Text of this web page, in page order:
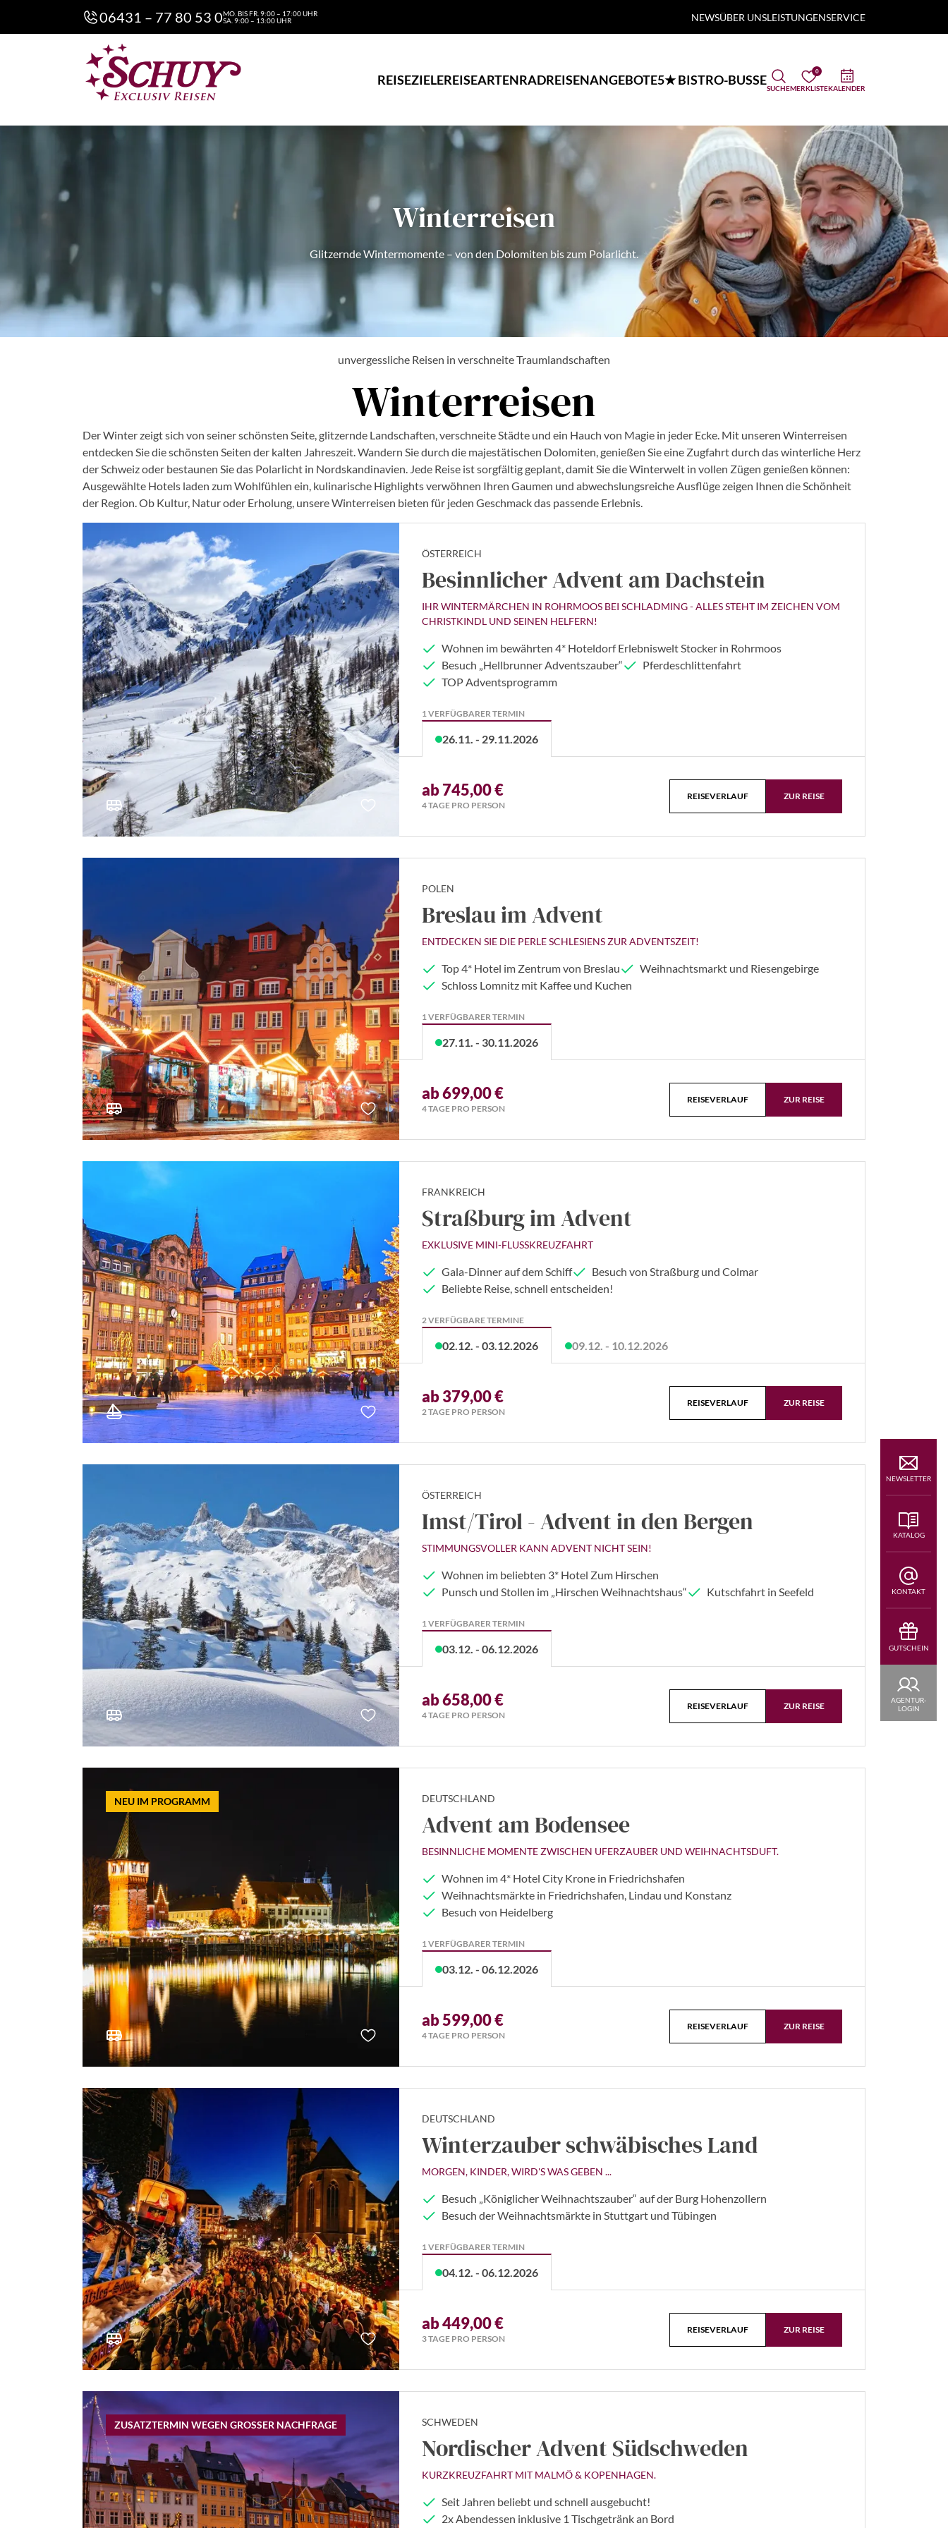
06431 – 77 80 53 0MO. BIS FR. 9:00 – 17:00 UHR
SA. 9:00 – 13:00 UHR
NEWSÜBER UNSLEISTUNGENSERVICE
REISEZIELEREISEARTENRADREISENANGEBOTE5★ BISTRO-BUSSE
SUCHE
0
MERKLISTEKALENDER
Winterreisen
Glitzernde Wintermomente – von den Dolomiten bis zum Polarlicht.
unvergessliche Reisen in verschneite Traumlandschaften
Winterreisen
Der Winter zeigt sich von seiner schönsten Seite, glitzernde Landschaften, verschneite Städte und ein Hauch von Magie in jeder Ecke. Mit unseren Winterreisen
entdecken Sie die schönsten Seiten der kalten Jahreszeit. Wandern Sie durch die majestätischen Dolomiten, genießen Sie eine Zugfahrt durch das winterliche Herz
der Schweiz oder bestaunen Sie das Polarlicht in Nordskandinavien. Jede Reise ist sorgfältig geplant, damit Sie die Winterwelt in vollen Zügen genießen können:
Ausgewählte Hotels laden zum Wohlfühlen ein, kulinarische Highlights verwöhnen Ihren Gaumen und abwechslungsreiche Ausflüge zeigen Ihnen die Schönheit
der Region. Ob Kultur, Natur oder Erholung, unsere Winterreisen bieten für jeden Geschmack das passende Erlebnis.
ÖSTERREICH
Besinnlicher Advent am Dachstein
IHR WINTERMÄRCHEN IN ROHRMOOS BEI SCHLADMING - ALLES STEHT IM ZEICHEN VOM
CHRISTKINDL UND SEINEN HELFERN!
Wohnen im bewährten 4* Hoteldorf Erlebniswelt Stocker in Rohrmoos
Besuch „Hellbrunner Adventszauber“
Pferdeschlittenfahrt
TOP Adventsprogramm
1 VERFÜGBARER TERMIN
26.11. - 29.11.2026
ab 745,00 €
4 TAGE PRO PERSON
REISEVERLAUF ZUR REISE
POLEN
Breslau im Advent
ENTDECKEN SIE DIE PERLE SCHLESIENS ZUR ADVENTSZEIT!
Top 4* Hotel im Zentrum von Breslau
Weihnachtsmarkt und Riesengebirge
Schloss Lomnitz mit Kaffee und Kuchen
1 VERFÜGBARER TERMIN
27.11. - 30.11.2026
ab 699,00 €
4 TAGE PRO PERSON
REISEVERLAUF ZUR REISE
FRANKREICH
Straßburg im Advent
EXKLUSIVE MINI-FLUSSKREUZFAHRT
Gala-Dinner auf dem Schiff
Besuch von Straßburg und Colmar
Beliebte Reise, schnell entscheiden!
2 VERFÜGBARE TERMINE
02.12. - 03.12.2026 09.12. - 10.12.2026
ab 379,00 €
2 TAGE PRO PERSON
REISEVERLAUF ZUR REISE
ÖSTERREICH
Imst/Tirol - Advent in den Bergen
STIMMUNGSVOLLER KANN ADVENT NICHT SEIN!
Wohnen im beliebten 3* Hotel Zum Hirschen
Punsch und Stollen im „Hirschen Weihnachtshaus“
Kutschfahrt in Seefeld
1 VERFÜGBARER TERMIN
03.12. - 06.12.2026
ab 658,00 €
4 TAGE PRO PERSON
REISEVERLAUF ZUR REISE
NEU IM PROGRAMM DEUTSCHLAND
Advent am Bodensee
BESINNLICHE MOMENTE ZWISCHEN UFERZAUBER UND WEIHNACHTSDUFT.
Wohnen im 4* Hotel City Krone in Friedrichshafen
Weihnachtsmärkte in Friedrichshafen, Lindau und Konstanz
Besuch von Heidelberg
1 VERFÜGBARER TERMIN
03.12. - 06.12.2026
ab 599,00 €
4 TAGE PRO PERSON
REISEVERLAUF ZUR REISE
DEUTSCHLAND
Winterzauber schwäbisches Land
MORGEN, KINDER, WIRD'S WAS GEBEN ...
Besuch „Königlicher Weihnachtszauber“ auf der Burg Hohenzollern
Besuch der Weihnachtsmärkte in Stuttgart und Tübingen
1 VERFÜGBARER TERMIN
04.12. - 06.12.2026
ab 449,00 €
3 TAGE PRO PERSON
REISEVERLAUF ZUR REISE
ZUSATZTERMIN WEGEN GROSSER NACHFRAGE SCHWEDEN
Nordischer Advent Südschweden
KURZKREUZFAHRT MIT MALMÖ & KOPENHAGEN.
Seit Jahren beliebt und schnell ausgebucht!
2x Abendessen inklusive 1 Tischgetränk an Bord
NEWSLETTER
KATALOG
KONTAKT
GUTSCHEIN
AGENTUR-
LOGIN